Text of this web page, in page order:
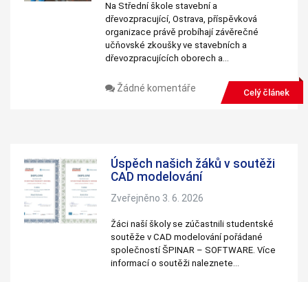
Na Střední škole stavební a
dřevozpracující, Ostrava, příspěvková
organizace právě probíhají závěrečné
učňovské zkoušky ve stavebních a
dřevozpracujících oborech a…
Žádné komentáře Celý článek
Úspěch našich žáků v soutěži
CAD modelování
Zveřejněno 3. 6. 2026
Žáci naší školy se zúčastnili studentské
soutěže v CAD modelování pořádané
společností ŠPINAR – SOFTWARE. Více
informací o soutěži naleznete…